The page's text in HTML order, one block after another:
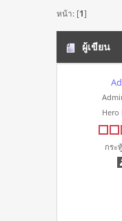
หน้า: [1]
ผู้เขียน
Hero
กระ